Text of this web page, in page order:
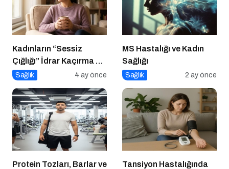
Kadınların “Sessiz
Çığlığı” İdrar Kaçırma Bir
Kader Değil!
Sağlık 4 ay önce
MS Hastalığı ve Kadın
Sağlığı
Sağlık 2 ay önce
Protein Tozları, Barlar ve Tansiyon Hastalığında